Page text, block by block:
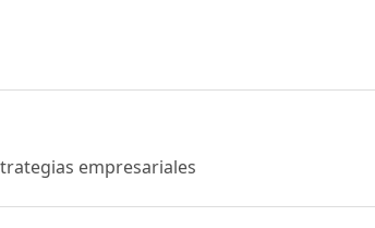
empresariales